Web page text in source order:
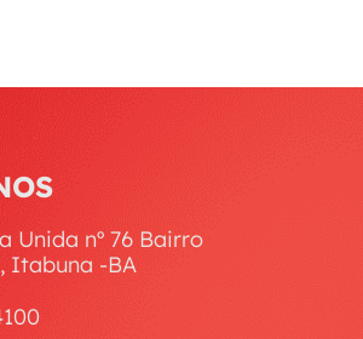
Unida nº 76 Bairro
Itabuna -BA